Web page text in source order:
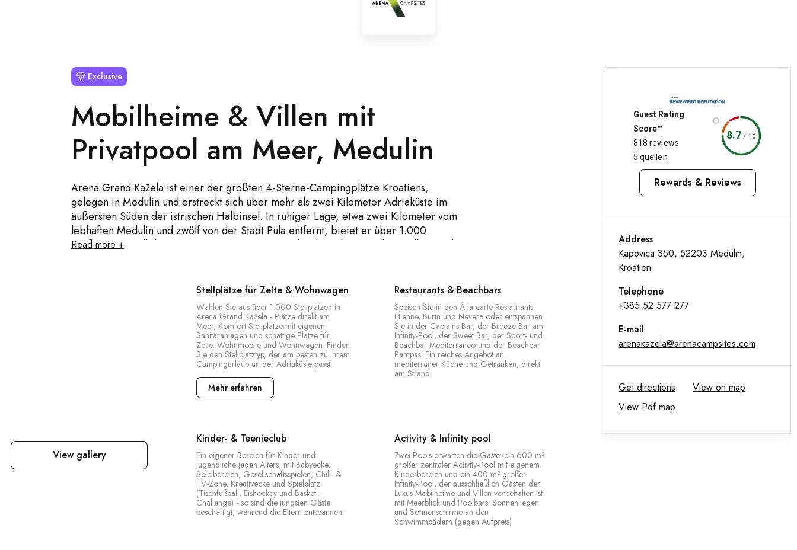
Exclusive
Mobilheime & Villen mit
Privatpool am Meer, Medulin
Arena Grand Kažela ist einer der größten 4-Sterne-Campingplätze Kroatiens,
gelegen in Medulin und erstreckt sich über mehr als zwei Kilometer Adriaküste im
äußersten Süden der istrischen Halbinsel. In ruhiger Lage, etwa zwei Kilometer vom
lebhaften Medulin und zwölf von der Stadt Pula entfernt, bietet er über 1.000
großzügige Stellplätze, 234 Camping Homes und 18 brandneue Deluxe-Villen - jede
Pool), Restaurants und Poolbars am Strand, eine Sportbar mit Ausrüstungsverleih
sowie Unterhaltung für Kinder und Jugendliche. Mit direktem Zugang zu Kiesstränden,
Panoramablick auf Kap Kamenjak und die Bucht von Medulin mit ihren verstreuten
Inselchen ist Arena Grand Kažela der ideale Ausgangspunkt für einen Familienurlaub
Read more +
View gallery
Stellplätze für Zelte & Wohnwagen
Wählen Sie aus über 1.000 Stellplätzen in
Arena Grand Kažela - Plätze direkt am
Meer, Komfort-Stellplätze mit eigenen
Sanitäranlagen und schattige Plätze für
Zelte, Wohnmobile und Wohnwagen. Finden
Sie den Stellplatztyp, der am besten zu Ihrem
Campingurlaub an der Adriaküste passt.
Mehr erfahren
Restaurants & Beachbars
Speisen Sie in den À-la-carte-Restaurants
Etienne, Burin und Nevera oder entspannen
Sie in der Captains Bar, der Breeze Bar am
Infinity-Pool, der Sweet Bar, der Sport- und
Beachbar Mediterraneo und der Beachbar
Pampas. Ein reiches Angebot an
mediterraner Küche und Getränken, direkt
am Strand.
Kinder- & Teenieclub
Ein eigener Bereich für Kinder und
Jugendliche jeden Alters, mit Babyecke,
Spielbereich, Gesellschaftsspielen, Chill- &
TV-Zone, Kreativecke und Spielplatz
(Tischfußball, Eishockey und Basket-
Challenge) - so sind die jüngsten Gäste
beschäftigt, während die Eltern entspannen.
Activity & Infinity pool
Zwei Pools erwarten die Gäste: ein 600 m²
großer zentraler Activity-Pool mit eigenem
Kinderbereich und ein 400 m² großer
Infinity-Pool, der ausschließlich Gästen der
Luxus-Mobilheime und Villen vorbehalten ist
mit Meerblick und Poolbars. Sonnenliegen
und Sonnenschirme an den
Schwimmbädern (gegen Aufpreis)
.
Guest Rating
Score™
818 reviews
5 quellen
8.7/ 10
Rewards & Reviews
Address
Kapovica 350, 52203 Medulin,
Kroatien
Telephone
+385 52 577 277
E-mail
arenakazela@arenacampsites.com
Get directions
View on map
View Pdf map